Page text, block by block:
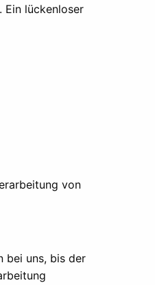
Ein lückenloser
von
bei uns, bis der